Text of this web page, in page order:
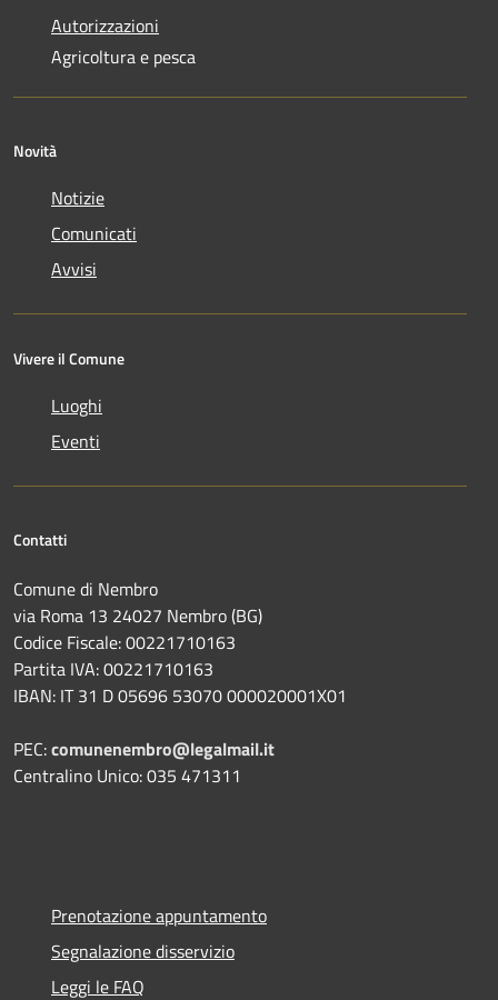
Autorizzazioni
Agricoltura e pesca
Novità
Notizie
Comunicati
Avvisi
Vivere il Comune
Luoghi
Eventi
Contatti
Comune di Nembro
via Roma 13 24027 Nembro (BG)
Codice Fiscale: 00221710163
Partita IVA: 00221710163
IBAN: IT 31 D 05696 53070 000020001X01
PEC:comunenembro@legalmail.it
Centralino Unico: 035 471311
Prenotazione appuntamento
Segnalazione disservizio
Leggi le FAQ